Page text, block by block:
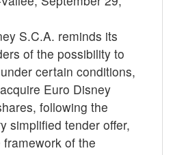
S.C.A. reminds its
of the possibility to
certain conditions,
Euro Disney
following the
simplified tender offer,
of the